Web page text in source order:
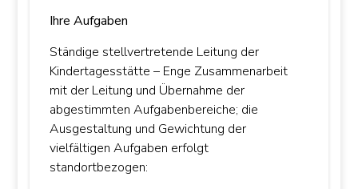
Ihre Aufgaben
Ständige stellvertretende Leitung der
Kindertagesstätte – Enge Zusammenarbeit
mit der Leitung und Übernahme der
abgestimmten Aufgabenbereiche; die
Ausgestaltung und Gewichtung der
vielfältigen Aufgaben erfolgt
standortbezogen: